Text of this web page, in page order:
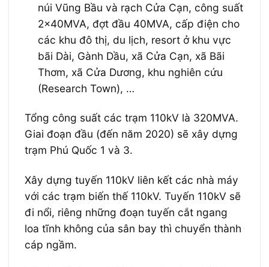
núi Vũng Bầu và rạch Cửa Cạn, công suất
2x40MVA, đợt đầu 40MVA, cấp điện cho
các khu đô thị, du lịch, resort ở khu vực
bãi Dài, Gành Dầu, xã Cửa Cạn, xã Bãi
Thơm, xã Cửa Dương, khu nghiên cứu
(Research Town), …
Tổng công suất các trạm 110kV là 320MVA.
Giai đoạn đầu (đến năm 2020) sẽ xây dựng
trạm Phú Quốc 1 và 3.
Xây dựng tuyến 110kV liên kết các nhà máy
với các trạm biến thế 110kV. Tuyến 110kV sẽ
đi nổi, riêng những đoạn tuyến cắt ngang
loa tĩnh không của sân bay thì chuyển thành
cáp ngầm.